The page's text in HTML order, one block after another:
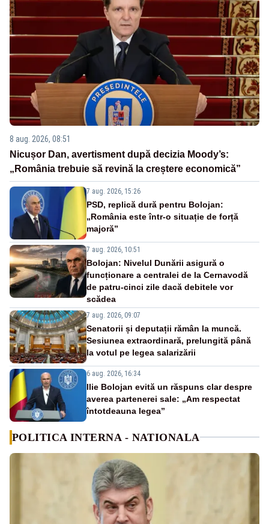
8 aug. 2026, 08:51
Nicușor Dan, avertisment după decizia Moody’s:
„România trebuie să revină la creștere economică”
7 aug. 2026, 15:26
PSD, replică dură pentru Bolojan:
„România este într-o situație de forță
majoră”
7 aug. 2026, 10:51
Bolojan: Nivelul Dunării asigură o
funcționare a centralei de la Cernavodă
de patru-cinci zile dacă debitele vor
scădea
7 aug. 2026, 09:07
Senatorii și deputații rămân la muncă.
Sesiunea extraordinară, prelungită până
la votul pe legea salarizării
6 aug. 2026, 16:34
Ilie Bolojan evită un răspuns clar despre
averea partenerei sale: „Am respectat
întotdeauna legea”
POLITICA INTERNA - NATIONALA